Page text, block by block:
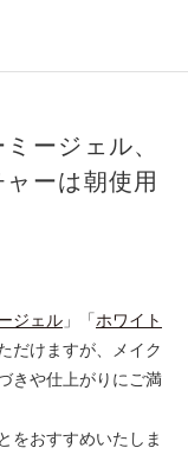
ージェル、
ーは朝使用
ジェル 」「ホワイト
だけますが、メイク
きや仕上がりにご満
をおすすめいたしま